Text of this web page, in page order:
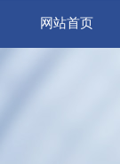
网站首页